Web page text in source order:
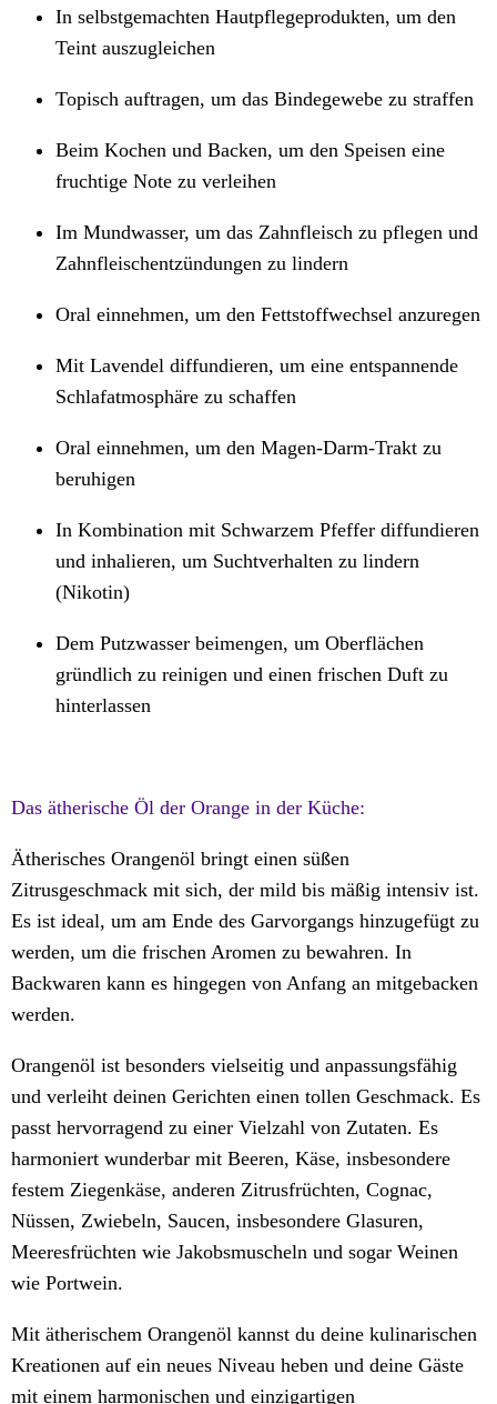
In selbstgemachten Hautpflegeprodukten, um den
Teint auszugleichen
Topisch auftragen, um das Bindegewebe zu straffen
Beim Kochen und Backen, um den Speisen eine
fruchtige Note zu verleihen
Im Mundwasser, um das Zahnfleisch zu pflegen und
Zahnfleischentzündungen zu lindern
Oral einnehmen, um den Fettstoffwechsel anzuregen
Mit Lavendel diffundieren, um eine entspannende
Schlafatmosphäre zu schaffen
Oral einnehmen, um den Magen-Darm-Trakt zu
beruhigen
In Kombination mit Schwarzem Pfeffer diffundieren
und inhalieren, um Suchtverhalten zu lindern
(Nikotin)
Dem Putzwasser beimengen, um Oberflächen
gründlich zu reinigen und einen frischen Duft zu
hinterlassen
Das ätherische Öl der Orange in der Küche:
Ätherisches Orangenöl bringt einen süßen
Zitrusgeschmack mit sich, der mild bis mäßig intensiv ist.
Es ist ideal, um am Ende des Garvorgangs hinzugefügt zu
werden, um die frischen Aromen zu bewahren. In
Backwaren kann es hingegen von Anfang an mitgebacken
werden.
Orangenöl ist besonders vielseitig und anpassungsfähig
und verleiht deinen Gerichten einen tollen Geschmack. Es
passt hervorragend zu einer Vielzahl von Zutaten. Es
harmoniert wunderbar mit Beeren, Käse, insbesondere
festem Ziegenkäse, anderen Zitrusfrüchten, Cognac,
Nüssen, Zwiebeln, Saucen, insbesondere Glasuren,
Meeresfrüchten wie Jakobsmuscheln und sogar Weinen
wie Portwein.
Mit ätherischem Orangenöl kannst du deine kulinarischen
Kreationen auf ein neues Niveau heben und deine Gäste
mit einem harmonischen und einzigartigen